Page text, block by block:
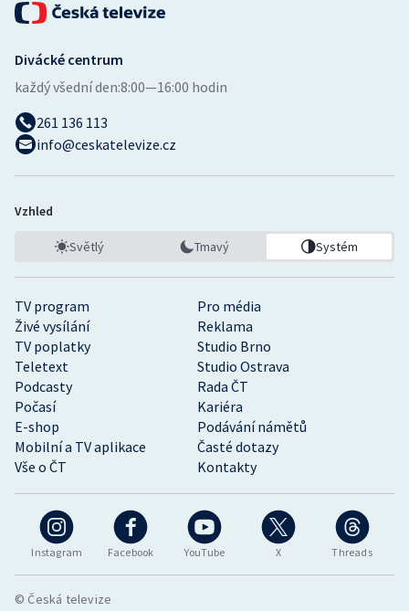
Ostatní
Instagram Facebook YouTube X Threads
TV program
Pro média
Živé vysílání
Reklama
TV poplatky
Studio Brno
Teletext
Studio Ostrava
Podcasty
Rada ČT
Počasí
Kariéra
E-shop
Podávání námětů
Mobilní a TV aplikace
Časté dotazy
Vše o ČT
Kontakty
Divácké centrum
každý všední den:8:00—16:00 hodin
261 136 113
info@ceskatelevize.cz
Vzhled
Světlý Tmavý Systém
© Česká televize